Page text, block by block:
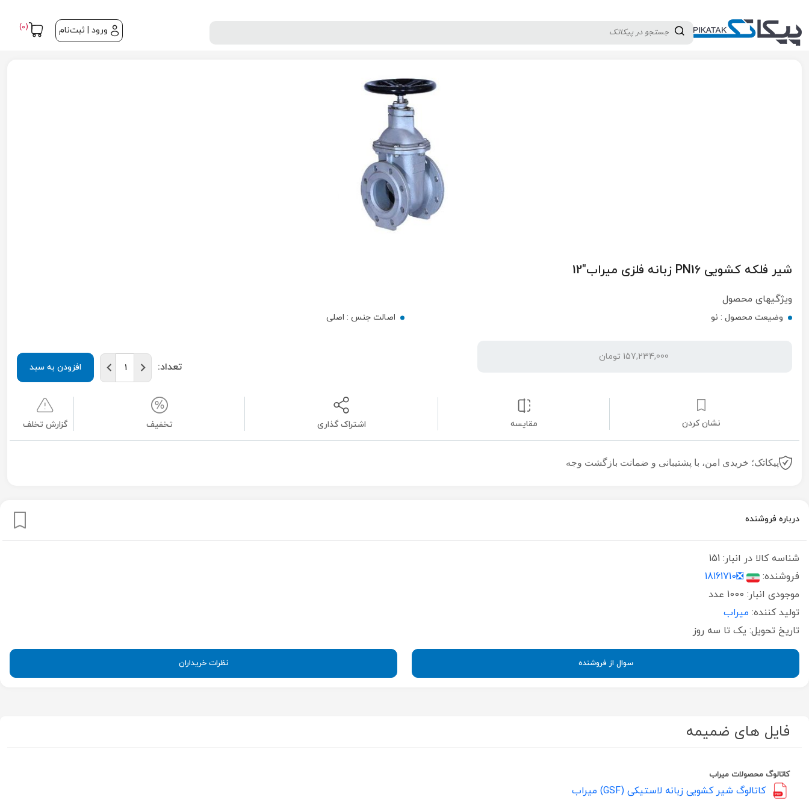
ورود | ثبت‌نام (0)
پیکاتک / شیرآلات صنعتی / شیرآلات پایپینگ / شیر کشویی (دروازه ای)
شیر فلکه کشویی PN16 زبانه فلزی میراب"12
ویژگیهای محصول
وضیعت محصول : نو اصالت جنس : اصلی
157,234,000 تومان
تعداد: افزودن به سبد
نشان کردن مقایسه اشتراک گذاری تخفیف گزارش تخلف
پیکاتک؛ خریدی امن، با پشتیبانی و ضمانت بازگشت وجه
درباره فروشنده
شناسه کالا در انبار: 151
فروشنده:
❎18161710
موجودی انبار: 1000 عدد
تولید کننده: میراب
تاریخ تحویل: یک تا سه روز
سوال از فروشنده نظرات خریداران
فایل های ضمیمه
کاتالوگ محصولات میراب
کاتالوگ شیر کشویی زبانه لاستیکی (GSF) میراب